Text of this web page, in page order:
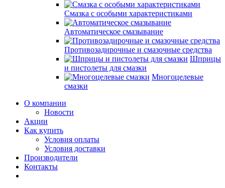
Смазка с особыми характеристиками
Автоматическое смазывание
Противозадирочные и смазочные средства
Шприцы
и пистолеты для смазки
Многоцелевые
смазки
О компании
Новости
Акции
Как купить
Условия оплаты
Условия доставки
Производители
Контакты